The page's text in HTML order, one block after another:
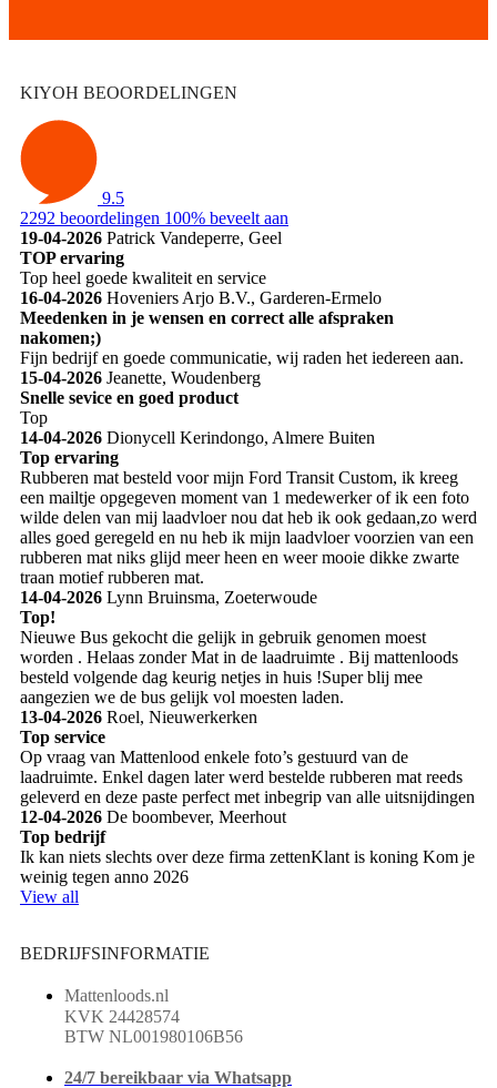
KIYOH BEOORDELINGEN
9.5
2292 beoordelingen 100% beveelt aan
19-04-2026 Patrick Vandeperre, Geel
TOP ervaring
Top heel goede kwaliteit en service
16-04-2026 Hoveniers Arjo B.V., Garderen-Ermelo
Meedenken in je wensen en correct alle afspraken
nakomen;)
Fijn bedrijf en goede communicatie, wij raden het iedereen aan.
15-04-2026 Jeanette, Woudenberg
Snelle sevice en goed product
Top
14-04-2026 Dionycell Kerindongo, Almere Buiten
Top ervaring
Rubberen mat besteld voor mijn Ford Transit Custom, ik kreeg
een mailtje opgegeven moment van 1 medewerker of ik een foto
wilde delen van mij laadvloer nou dat heb ik ook gedaan,zo werd
alles goed geregeld en nu heb ik mijn laadvloer voorzien van een
rubberen mat niks glijd meer heen en weer mooie dikke zwarte
traan motief rubberen mat.
14-04-2026 Lynn Bruinsma, Zoeterwoude
Top!
Nieuwe Bus gekocht die gelijk in gebruik genomen moest
worden . Helaas zonder Mat in de laadruimte . Bij mattenloods
besteld volgende dag keurig netjes in huis !Super blij mee
aangezien we de bus gelijk vol moesten laden.
13-04-2026 Roel, Nieuwerkerken
Top service
Op vraag van Mattenlood enkele foto’s gestuurd van de
laadruimte. Enkel dagen later werd bestelde rubberen mat reeds
geleverd en deze paste perfect met inbegrip van alle uitsnijdingen
12-04-2026 De boombever, Meerhout
Top bedrijf
Ik kan niets slechts over deze firma zettenKlant is koning Kom je
weinig tegen anno 2026
View all
BEDRIJFSINFORMATIE
Mattenloods.nl
KVK 24428574
BTW NL001980106B56
24/7 bereikbaar via Whatsapp